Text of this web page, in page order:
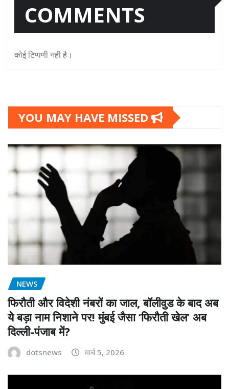
COMMENTS
कोई टिप्पणी नही है।
YOU MAY HAVE MISSED
NEWS
फिरौती और विदेशी नंबरों का जाल, बॉलीवुड के बाद अब
ये बड़ा नाम निशाने पर! मुंबई जैसा ‘फिरौती खेल’ अब
दिल्ली-पंजाब में?
dotsnews मार्च 5, 2026